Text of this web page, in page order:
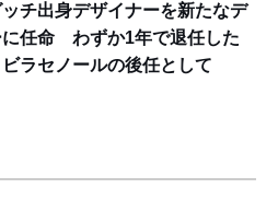
チ出身デザイナーを新たなデ
に任命 わずか1年で退任した
ラセノールの後任として